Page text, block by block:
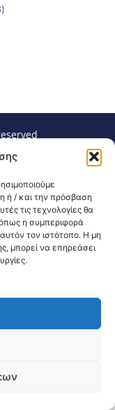
ή / και την πρόσβαση
τις τεχνολογίες θα
η συμπεριφορά
τον ιστότοπο. Η μη
μπορεί να επηρεάσει
226 200